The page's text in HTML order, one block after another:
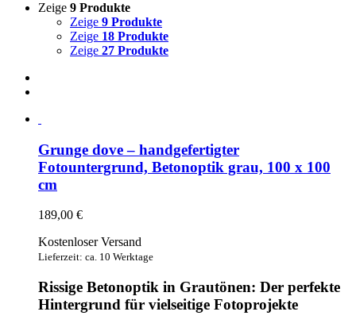
Zeige 9 Produkte
Zeige 9 Produkte
Zeige 18 Produkte
Zeige 27 Produkte
Grunge dove – handgefertigter
Fotountergrund, Betonoptik grau, 100 x 100
cm
189,00 €
Kostenloser Versand
Lieferzeit: ca. 10 Werktage
Rissige Betonoptik in Grautönen: Der perfekte
Hintergrund für vielseitige Fotoprojekte